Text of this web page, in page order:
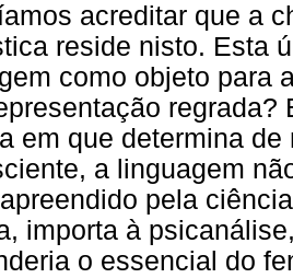
acreditar que a
reside nisto. Esta
como objeto para
regrada?
em que determina
a linguagem
pela
importa à
o essencial do